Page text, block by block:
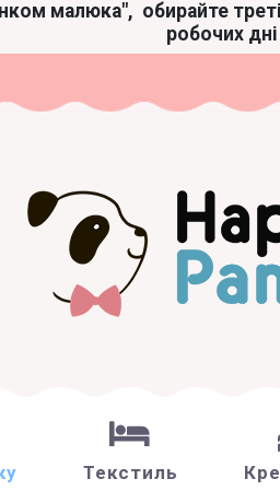
малюка", обирайте
робочих дні
Текстиль